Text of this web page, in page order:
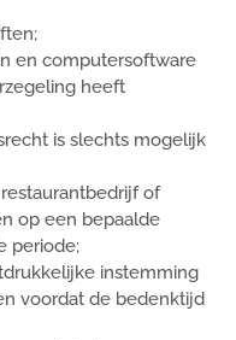
en computersoftware
heeft
is slechts mogelijk
of
op een bepaalde
periode;
instemming
voordat de bedenktijd